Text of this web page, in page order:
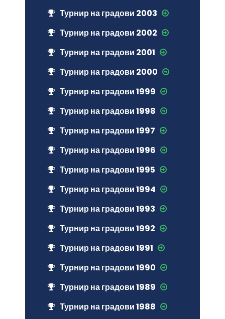
Турнир на градови 2003
Турнир на градови 2002
Турнир на градови 2001
Турнир на градови 2000
Турнир на градови 1999
Турнир на градови 1998
Турнир на градови 1997
Турнир на градови 1996
Турнир на градови 1995
Турнир на градови 1994
Турнир на градови 1993
Турнир на градови 1992
Турнир на градови 1991
Турнир на градови 1990
Турнир на градови 1989
Турнир на градови 1988